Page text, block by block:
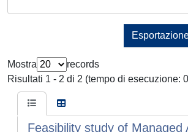
Mostra
records
Risultati 1 - 2 di 2 (tempo di esecuzione:
Feasibility study of Managed